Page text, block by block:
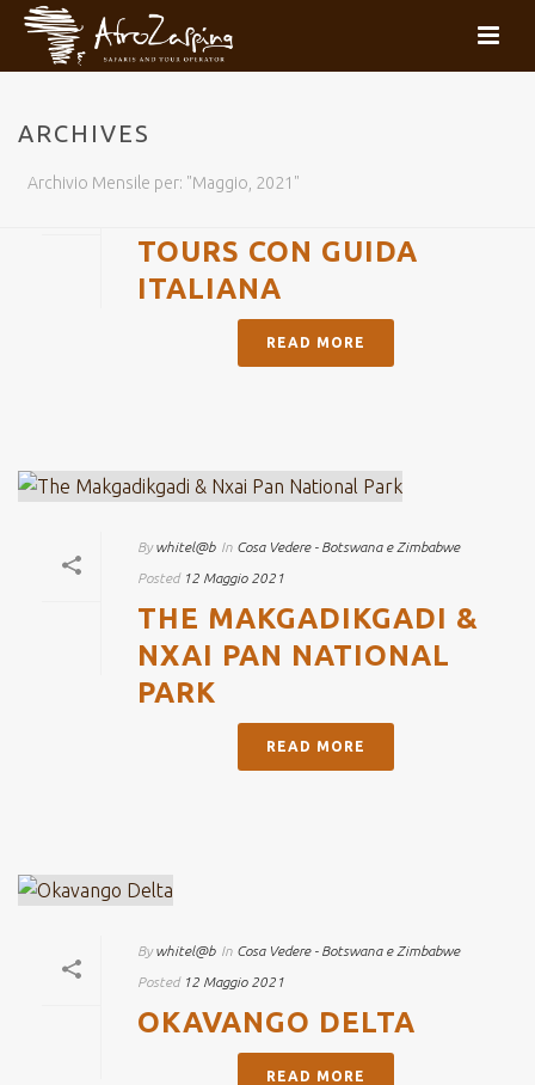
ARCHIVES
Archivio Mensile per: "Maggio, 2021"
By whitel@b In Proposte Estate 2022
TOURS CON GUIDA
ITALIANA
READ MORE
By whitel@b In Cosa Vedere - Botswana e Zimbabwe
Posted 12 Maggio 2021
THE MAKGADIKGADI &
NXAI PAN NATIONAL
PARK
READ MORE
By whitel@b In Cosa Vedere - Botswana e Zimbabwe
Posted 12 Maggio 2021
OKAVANGO DELTA
READ MORE